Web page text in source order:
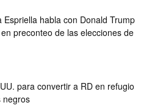
Espriella habla con Donald Trump
preconteo de las elecciones de
para convertir a RD en refugio
negros